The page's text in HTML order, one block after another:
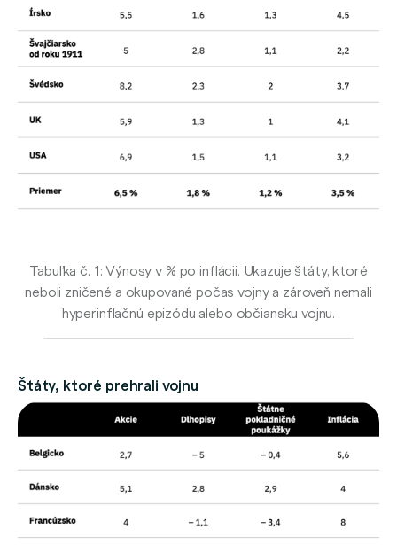
Tabuľka č. 1: Výnosy v % po inflácii. Ukazuje štáty, ktoré
neboli zničené a okupované počas vojny a zároveň nemali
hyperinflačnú epizódu alebo občiansku vojnu.
Štáty, ktoré prehrali vojnu